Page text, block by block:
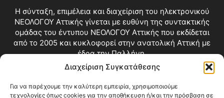
Διαχείριση Συγκατάθεσης
Για να παρέχουμε την καλύτερη εμπειρία, χρησιμοποιούμε
τεχνολογίες όπως cookies για την αποθήκευση ή/και την πρόσβαση σε
Η σύνταξη, επιμέλεια και διαχείριση του ηλεκτρονικού
ΝΕΟΛΟΓΟΥ Αττικής γίνεται με ευθύνη της συντακτικής
ομάδας του έντυπου ΝΕΟΛΟΓΟΥ Αττικής που εκδίδεται
από το 2005 και κυκλοφορεί στην ανατολική Αττική με
έδρα την Παλλήνη.
Επικοινωνία:info@neologosattikis.gr